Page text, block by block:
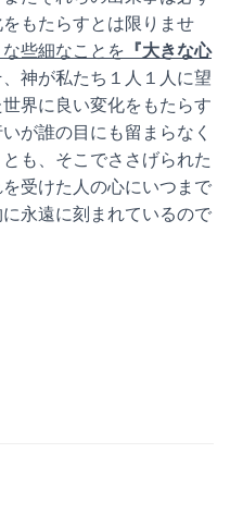
もたらすとは限りませ
些細なことを 『大きな心
、神が私たち１人１人に望
界に良い変化をもたらす
が誰の目にも留まらなく
も、そこでささげられた
受けた人の心にいつまで
永遠に刻まれているので